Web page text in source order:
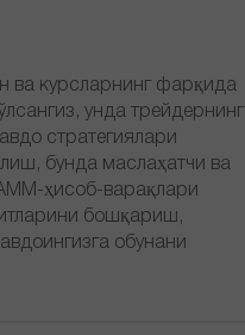
ва курсларнинг фарқида
унда трейдернинг
стратегиялари
бунда маслаҳатчи ва
ҳисоб-варақлари
бошқариш,
обунани